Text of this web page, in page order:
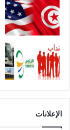
الإعلانات